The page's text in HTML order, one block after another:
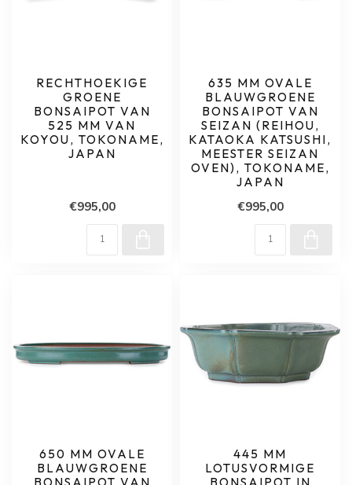
RECHTHOEKIGE
GROENE
BONSAIPOT VAN
525 MM VAN
KOYOU, TOKONAME,
JAPAN
€995,00
635 MM OVALE
BLAUWGROENE
BONSAIPOT VAN
SEIZAN (REIHOU,
KATAOKA KATSUSHI,
MEESTER SEIZAN
OVEN), TOKONAME,
JAPAN
€995,00
650 MM OVALE
BLAUWGROENE
445 MM
LOTUSVORMIGE